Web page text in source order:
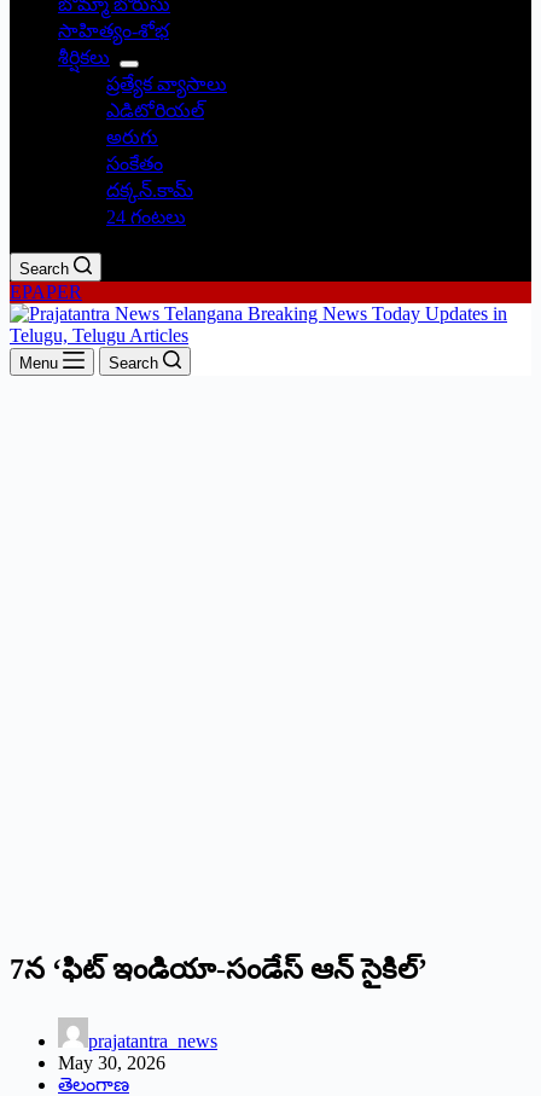
బొమ్మా బొరుసు
సాహిత్యం-శోభ
శీర్షికలు
ప్రత్యేక వ్యాసాలు
ఎడిటోరియల్
అరుగు
సంకేతం
దక్కన్.కామ్
24 గంటలు
Search
EPAPER
Menu Search
7న ‘ఫిట్ ఇండియా-సండేస్ ఆన్ సైకిల్’
prajatantra_news
May 30, 2026
తెలంగాణ